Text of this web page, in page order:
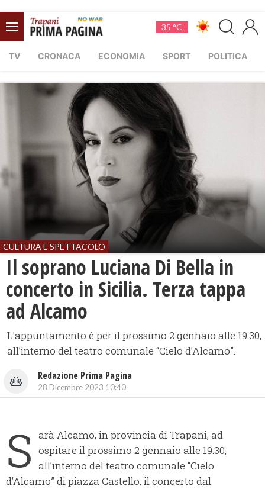
35 °C
TV CRONACA ECONOMIA SPORT POLITICA
CULTURA E SPETTACOLO
Il soprano Luciana Di Bella in
concerto in Sicilia. Terza tappa
ad Alcamo
L'appuntamento è per il prossimo 2 gennaio alle 19.30,
all’interno del teatro comunale “Cielo d’Alcamo”.
Redazione Prima Pagina
28 Dicembre 2023 10:40
S arà Alcamo, in provincia di Trapani, ad
ospitare il prossimo 2 gennaio alle 19.30,
all’interno del teatro comunale “Cielo
d’Alcamo” di piazza Castello, il concerto dal